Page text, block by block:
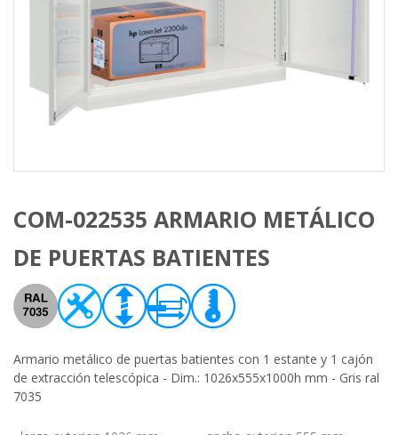
COM-022535 ARMARIO METÁLICO
DE PUERTAS BATIENTES
Armario metálico de puertas batientes con 1 estante y 1 cajón
de extracción telescópica - Dim.: 1026x555x1000h mm - Gris ral
7035